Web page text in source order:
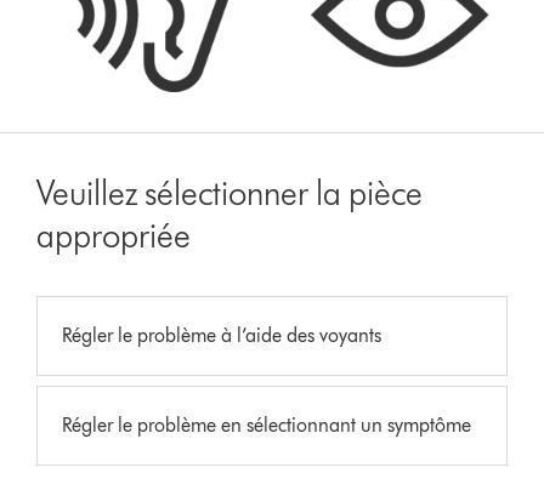
Veuillez sélectionner la pièce
appropriée
Régler le problème à l’aide des voyants
Régler le problème en sélectionnant un symptôme